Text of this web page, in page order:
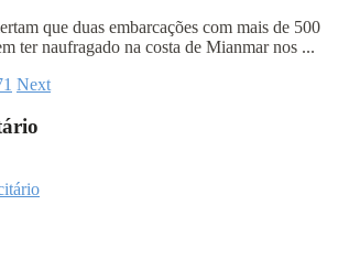
que duas embarcações com mais de 500
ter naufragado na costa de Mianmar nos ...
Next